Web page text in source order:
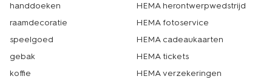
handdoeken
raamdecoratie
speelgoed
gebak
koffie
HEMA herontwerpwedstrijd
HEMA fotoservice
HEMA cadeaukaarten
HEMA tickets
HEMA verzekeringen